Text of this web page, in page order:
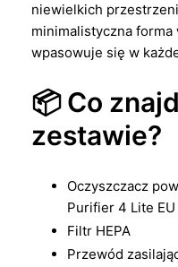
niewielkich
minimalistyczna forma
wpasowuje się w
📦 Co
zestawie?
Oczyszczacz
Purifier 4 Lite EU
Filtr HEPA
Przewód